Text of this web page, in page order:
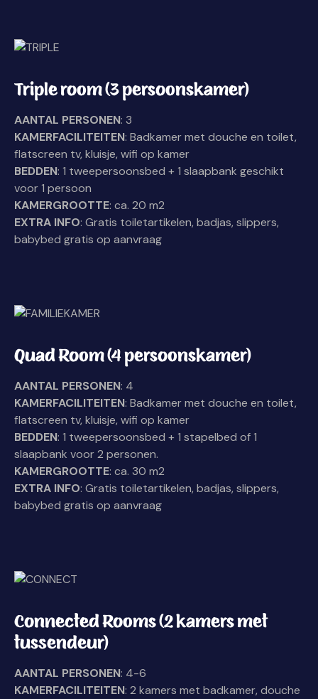
Triple room (3 persoonskamer)
AANTAL PERSONEN: 3
KAMERFACILITEITEN: Badkamer met douche en toilet,
flatscreen tv, kluisje, wifi op kamer
BEDDEN: 1 tweepersoonsbed + 1 slaapbank geschikt
voor 1 persoon
KAMERGROOTTE: ca. 20 m2
EXTRA INFO: Gratis toiletartikelen, badjas, slippers,
babybed gratis op aanvraag
Quad Room (4 persoonskamer)
AANTAL PERSONEN: 4
KAMERFACILITEITEN: Badkamer met douche en toilet,
flatscreen tv, kluisje, wifi op kamer
BEDDEN: 1 tweepersoonsbed + 1 stapelbed of 1
slaapbank voor 2 personen.
KAMERGROOTTE: ca. 30 m2
EXTRA INFO: Gratis toiletartikelen, badjas, slippers,
babybed gratis op aanvraag
Connected Rooms (2 kamers met
tussendeur)
AANTAL PERSONEN: 4-6
KAMERFACILITEITEN: 2 kamers met badkamer, douche